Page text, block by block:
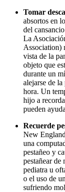
Tomar
absortos en
del
La
Association)
vista de la
objeto que
durante un
alejarse de
hora. Un
hijo a
pueden
Recuerde
New
una
pestañeo y
pestañear de
pediatra u
o el uso de
sufriendo